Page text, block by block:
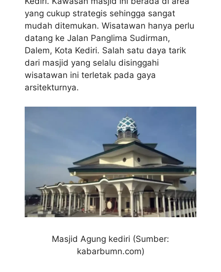
yang cukup strategis sehingga sangat
mudah ditemukan. Wisatawan hanya perlu
datang ke Jalan Panglima Sudirman,
Dalem, Kota Kediri. Salah satu daya tarik
dari masjid yang selalu disinggahi
wisatawan ini terletak pada gaya
arsitekturnya.
Masjid Agung kediri (Sumber:
kabarbumn.com)